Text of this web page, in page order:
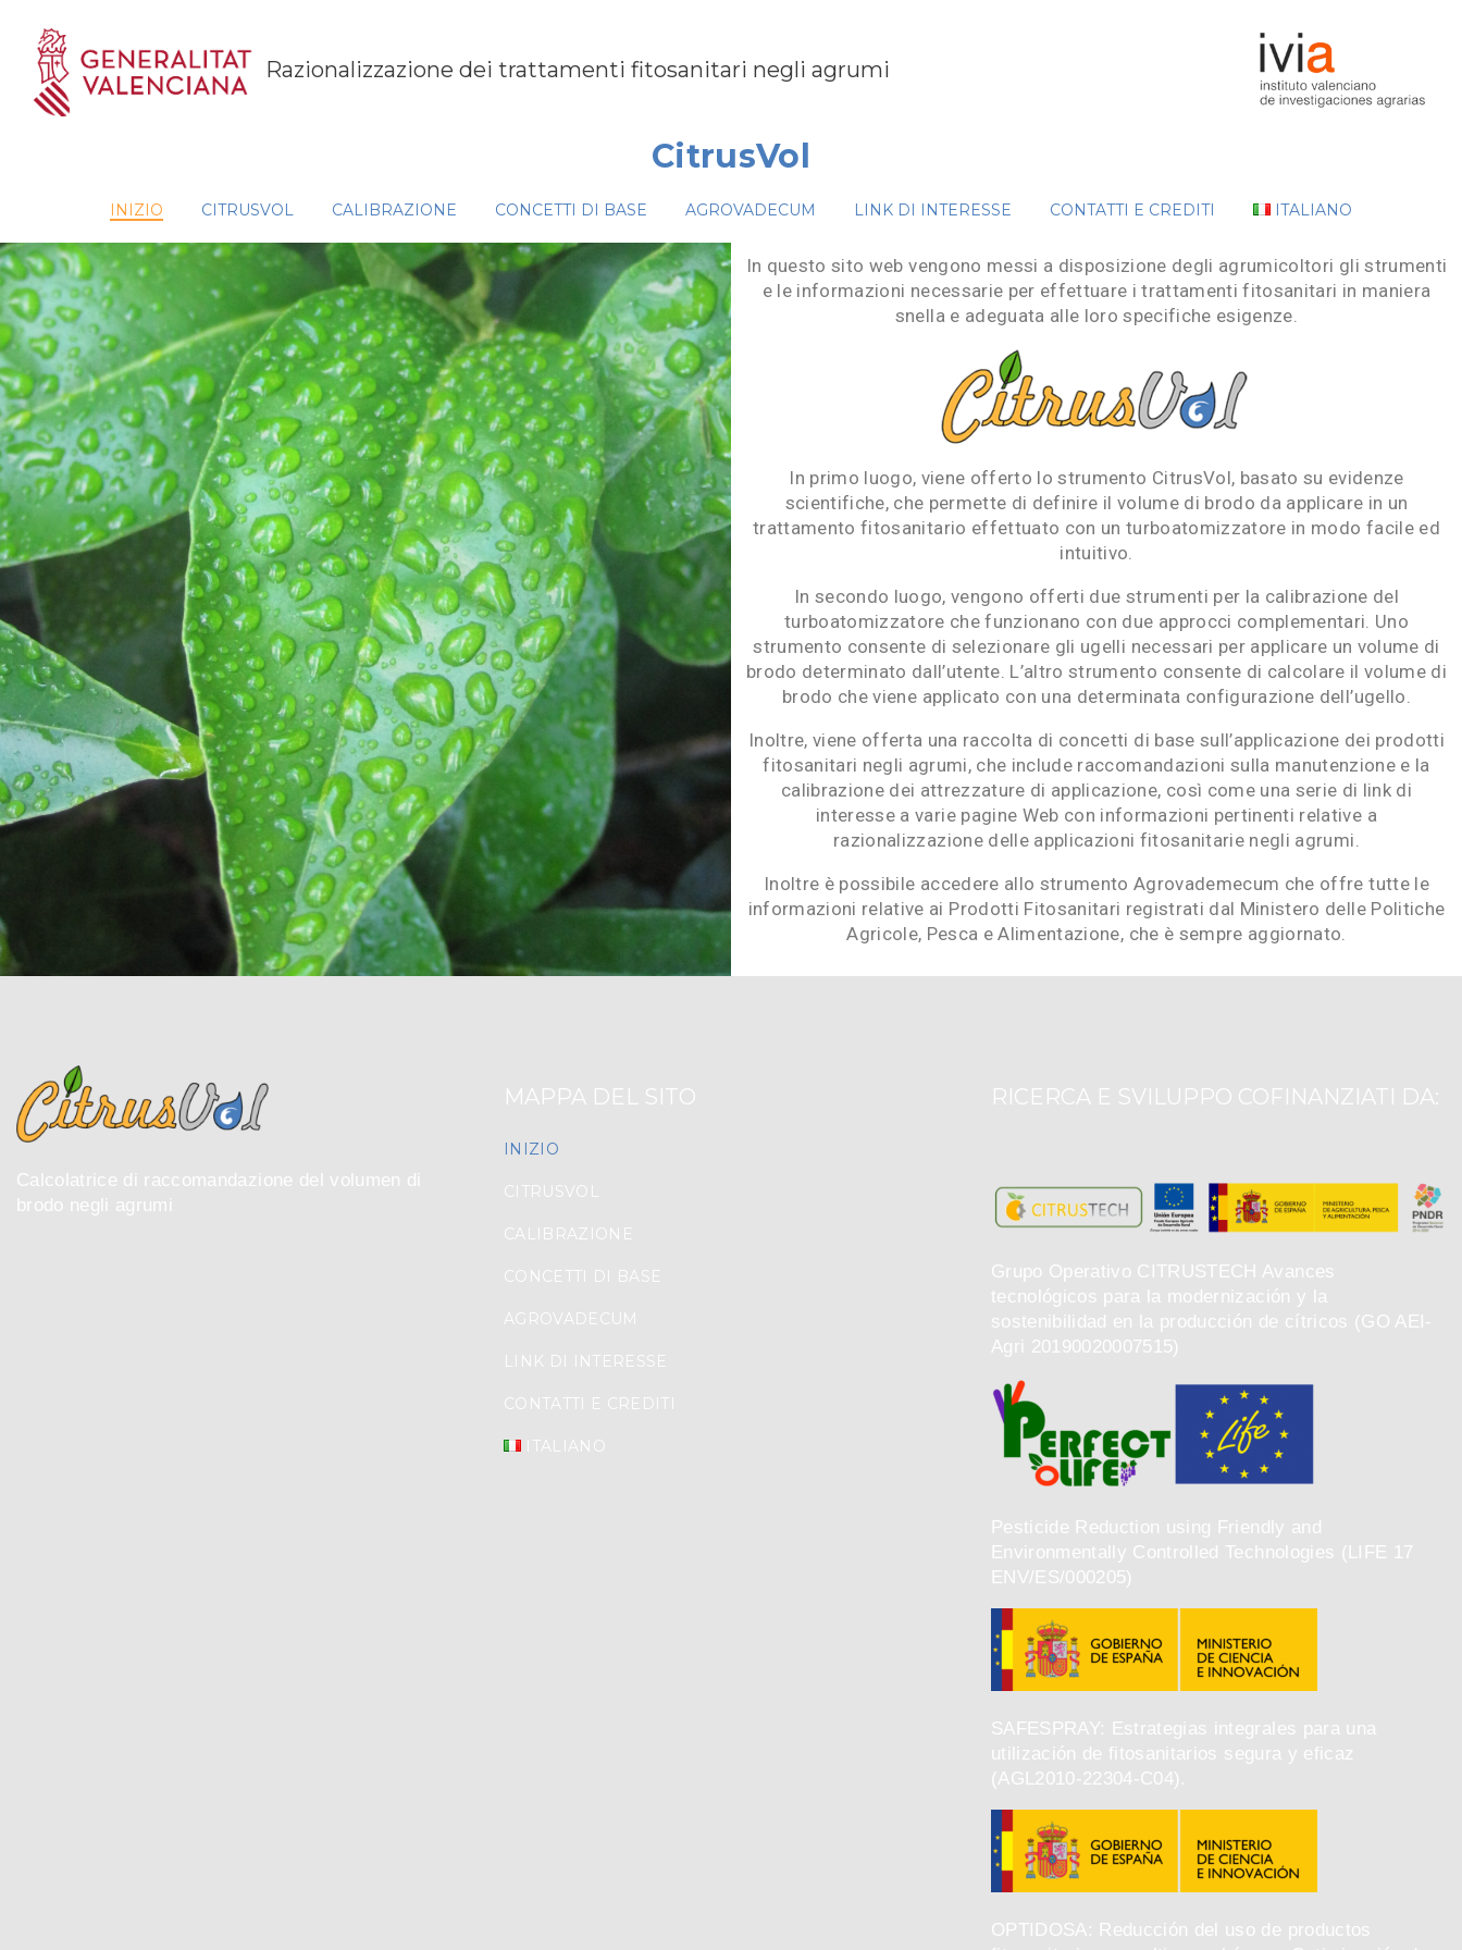
Razionalizzazione dei trattamenti fitosanitari negli agrumi
CitrusVol
INIZIO CITRUSVOL CALIBRAZIONE CONCETTI DI BASE AGROVADECUM LINK DI INTERESSE CONTATTI E CREDITI ITALIANO
In questo sito web vengono messi a disposizione degli agrumicoltori gli strumenti
e le informazioni necessarie per effettuare i trattamenti fitosanitari in maniera
snella e adeguata alle loro specifiche esigenze.
In primo luogo, viene offerto lo strumento CitrusVol, basato su evidenze
scientifiche, che permette di definire il volume di brodo da applicare in un
trattamento fitosanitario effettuato con un turboatomizzatore in modo facile ed
intuitivo.
In secondo luogo, vengono offerti due strumenti per la calibrazione del
turboatomizzatore che funzionano con due approcci complementari. Uno
strumento consente di selezionare gli ugelli necessari per applicare un volume di
brodo determinato dall’utente. L’altro strumento consente di calcolare il volume di
brodo che viene applicato con una determinata configurazione dell’ugello.
Inoltre, viene offerta una raccolta di concetti di base sull’applicazione dei prodotti
fitosanitari negli agrumi, che include raccomandazioni sulla manutenzione e la
calibrazione dei attrezzature di applicazione, così come una serie di link di
interesse a varie pagine Web con informazioni pertinenti relative a
razionalizzazione delle applicazioni fitosanitarie negli agrumi.
Inoltre è possibile accedere allo strumento Agrovademecum che offre tutte le
informazioni relative ai Prodotti Fitosanitari registrati dal Ministero delle Politiche
Agricole, Pesca e Alimentazione, che è sempre aggiornato.
Calcolatrice di raccomandazione del volumen di
brodo negli agrumi
MAPPA DEL SITO
INIZIO
CITRUSVOL
CALIBRAZIONE
CONCETTI DI BASE
AGROVADECUM
LINK DI INTERESSE
CONTATTI E CREDITI
ITALIANO
RICERCA E SVILUPPO COFINANZIATI DA:
Grupo Operativo CITRUSTECH Avances
tecnológicos para la modernización y la
sostenibilidad en la producción de cítricos (GO AEI-
Agri 20190020007515)
Pesticide Reduction using Friendly and
Environmentally Controlled Technologies (LIFE 17
ENV/ES/000205)
SAFESPRAY: Estrategias integrales para una
utilización de fitosanitarios segura y eficaz
(AGL2010-22304-C04).
OPTIDOSA: Reducción del uso de productos